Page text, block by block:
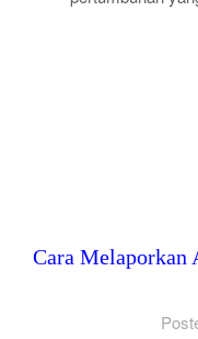
Cara Melaporkan